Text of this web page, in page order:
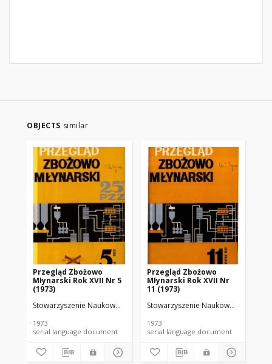
OBJECTS similar
Przegląd Zbożowo
Młynarski Rok XVII Nr 5
(1973)
Stowarzyszenie Naukowo-Techniczne Inżynierów i Techników
1973
serial language document
Przegląd Zbożowo
Młynarski Rok XVII Nr
11 (1973)
Stowarzyszenie Naukowo-
1973
serial language document